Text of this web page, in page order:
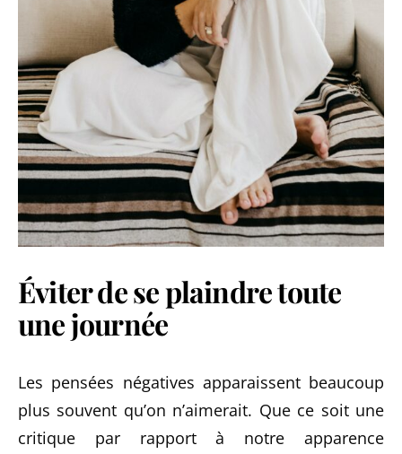
Éviter de se plaindre toute
une journée
Les pensées négatives apparaissent beaucoup
plus souvent qu’on n’aimerait. Que ce soit une
critique par rapport à notre apparence